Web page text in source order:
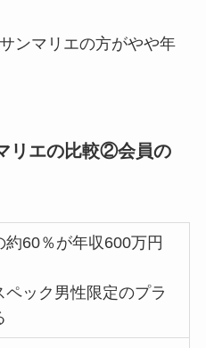
ンマリエの方がやや年
リエの比較②会員の
約60％が年収600万円
ペック男性限定のプラ